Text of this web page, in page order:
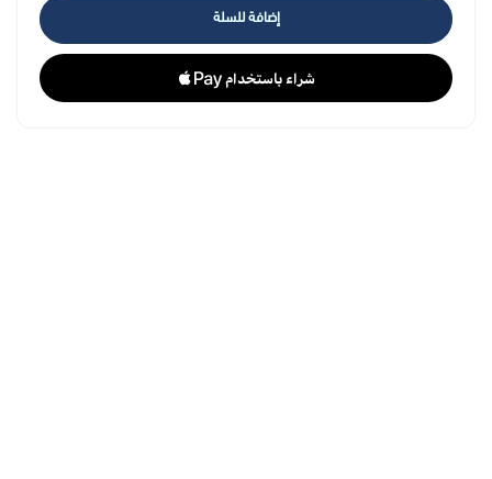
SKIN TYPECombination to oily skin, acne-prone skin
WHENMorning and/or evening
إضافة للسلة